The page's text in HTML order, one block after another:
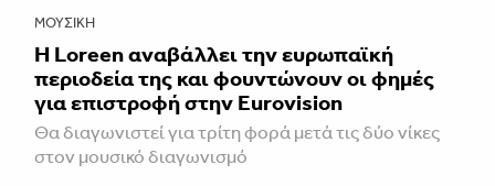
ΜΟΥΣΙΚΉ
Η Loreen αναβάλλει την ευρωπαϊκή
περιοδεία της και φουντώνουν οι φημές
για επιστροφή στην Eurovision
Θα διαγωνιστεί για τρίτη φορά μετά τις δύο νίκες
στον μουσικό διαγωνισμό